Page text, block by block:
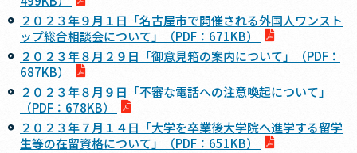
２０２３年９月１日「名古屋市で開催される外国人ワンスト
ップ総合相談会について」（PDF：671KB）
２０２３年８月２９日「御意見箱の案内について」（PDF：
687KB）
２０２３年８月９日「不審な電話への注意喚起について」
（PDF：678KB）
２０２３年７月１４日「大学を卒業後大学院へ進学する留学
生等の在留資格について」（PDF：651KB）